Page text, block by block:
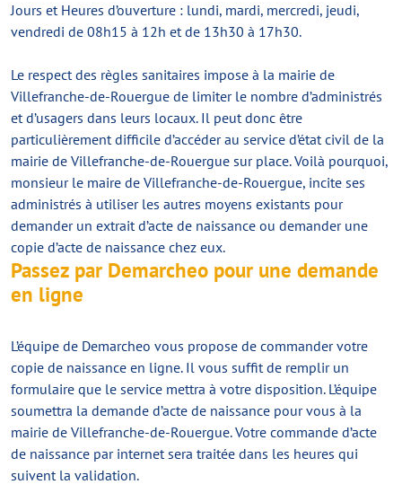
Jours et Heures d’ouverture : lundi, mardi, mercredi, jeudi,
vendredi de 08h15 à 12h et de 13h30 à 17h30.
Le respect des règles sanitaires impose à la mairie de
Villefranche-de-Rouergue de limiter le nombre d’administrés
et d’usagers dans leurs locaux. Il peut donc être
particulièrement difficile d’accéder au service d’état civil de la
mairie de Villefranche-de-Rouergue sur place. Voilà pourquoi,
monsieur le maire de Villefranche-de-Rouergue, incite ses
administrés à utiliser les autres moyens existants pour
demander un extrait d’acte de naissance ou demander une
copie d’acte de naissance chez eux.
Passez par Demarcheo pour une demande
en ligne
L’équipe de Demarcheo vous propose de commander votre
copie de naissance en ligne. Il vous suffit de remplir un
formulaire que le service mettra à votre disposition. L’équipe
soumettra la demande d’acte de naissance pour vous à la
mairie de Villefranche-de-Rouergue. Votre commande d’acte
de naissance par internet sera traitée dans les heures qui
suivent la validation.